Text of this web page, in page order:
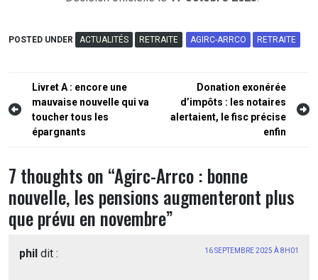
POSTED UNDER ACTUALITÉS RETRAITE AGIRC-ARRCO RETRAITE
Navigation
de
l’article
Livret A : encore une
mauvaise nouvelle qui va
toucher tous les
épargnants
Donation exonérée
d’impôts : les notaires
alertaient, le fisc précise
enfin
7 thoughts on “Agirc-Arrco : bonne
nouvelle, les pensions augmenteront plus
que prévu en novembre”
phil dit : 16 SEPTEMBRE 2025 À 8H01